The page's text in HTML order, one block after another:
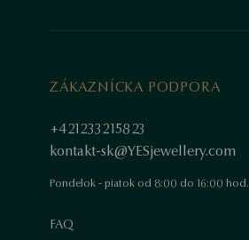
ZÁKAZNÍCKA PODPORA
+421233215823
kontakt-sk@YESjewellery.com
Pondelok - piatok od 8:00 do 16:00 hod.
FAQ